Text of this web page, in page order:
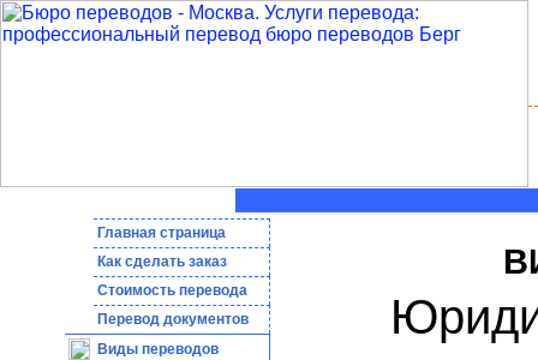
Главная страница
Как сделать заказ
Стоимость перевода
Пepeвoд дoкумeнтoв
Виды переводов